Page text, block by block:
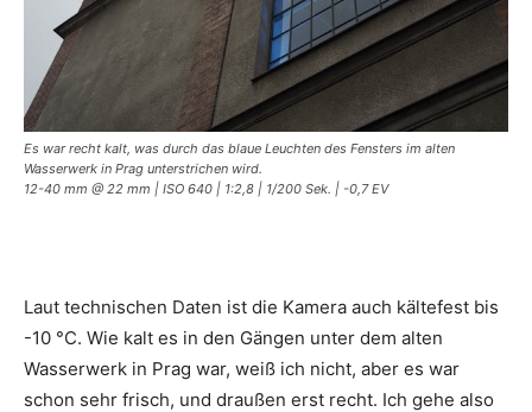
Es war recht kalt, was durch das blaue Leuchten des Fensters im alten
Wasserwerk in Prag unterstrichen wird.
12-40 mm @ 22 mm | ISO 640 | 1:2,8 | 1/200 Sek. | -0,7 EV
Laut technischen Daten ist die Kamera auch kältefest bis
-10 °C. Wie kalt es in den Gängen unter dem alten
Wasserwerk in Prag war, weiß ich nicht, aber es war
schon sehr frisch, und draußen erst recht. Ich gehe also